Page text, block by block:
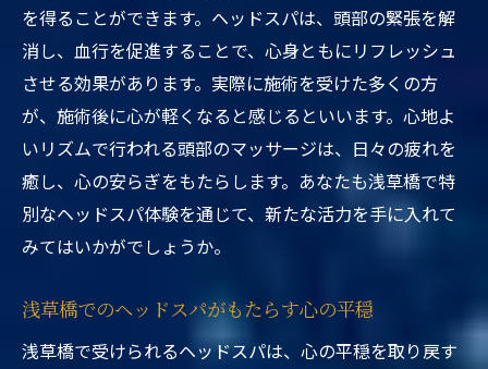
を得ることができます。ヘッドスパは、頭部の緊張を解
消し、血行を促進することで、心身ともにリフレッシュ
させる効果があります。実際に施術を受けた多くの方
が、施術後に心が軽くなると感じるといいます。心地よ
いリズムで行われる頭部のマッサージは、日々の疲れを
癒し、心の安らぎをもたらします。あなたも浅草橋で特
別なヘッドスパ体験を通じて、新たな活力を手に入れて
みてはいかがでしょうか。
浅草橋でのヘッドスパがもたらす心の平穏
浅草橋で受けられるヘッドスパは、心の平穏を取り戻す